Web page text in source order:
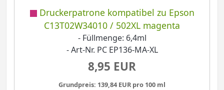
Druckerpatrone kompatibel zu Epson
C13T02W34010 / 502XL magenta
- Füllmenge: 6,4ml
- Art-Nr. PC EP136-MA-XL
8,95 EUR
Grundpreis: 139,84 EUR pro 100 ml